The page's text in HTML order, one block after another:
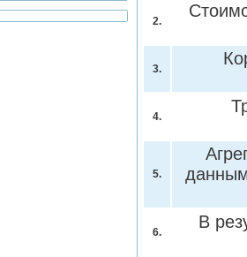
2.
3.
4.
5.
6.
В